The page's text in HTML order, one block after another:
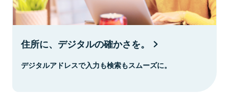
住所に、デジタルの確かさを。
デジタルアドレスで入力も検索もスムーズに。